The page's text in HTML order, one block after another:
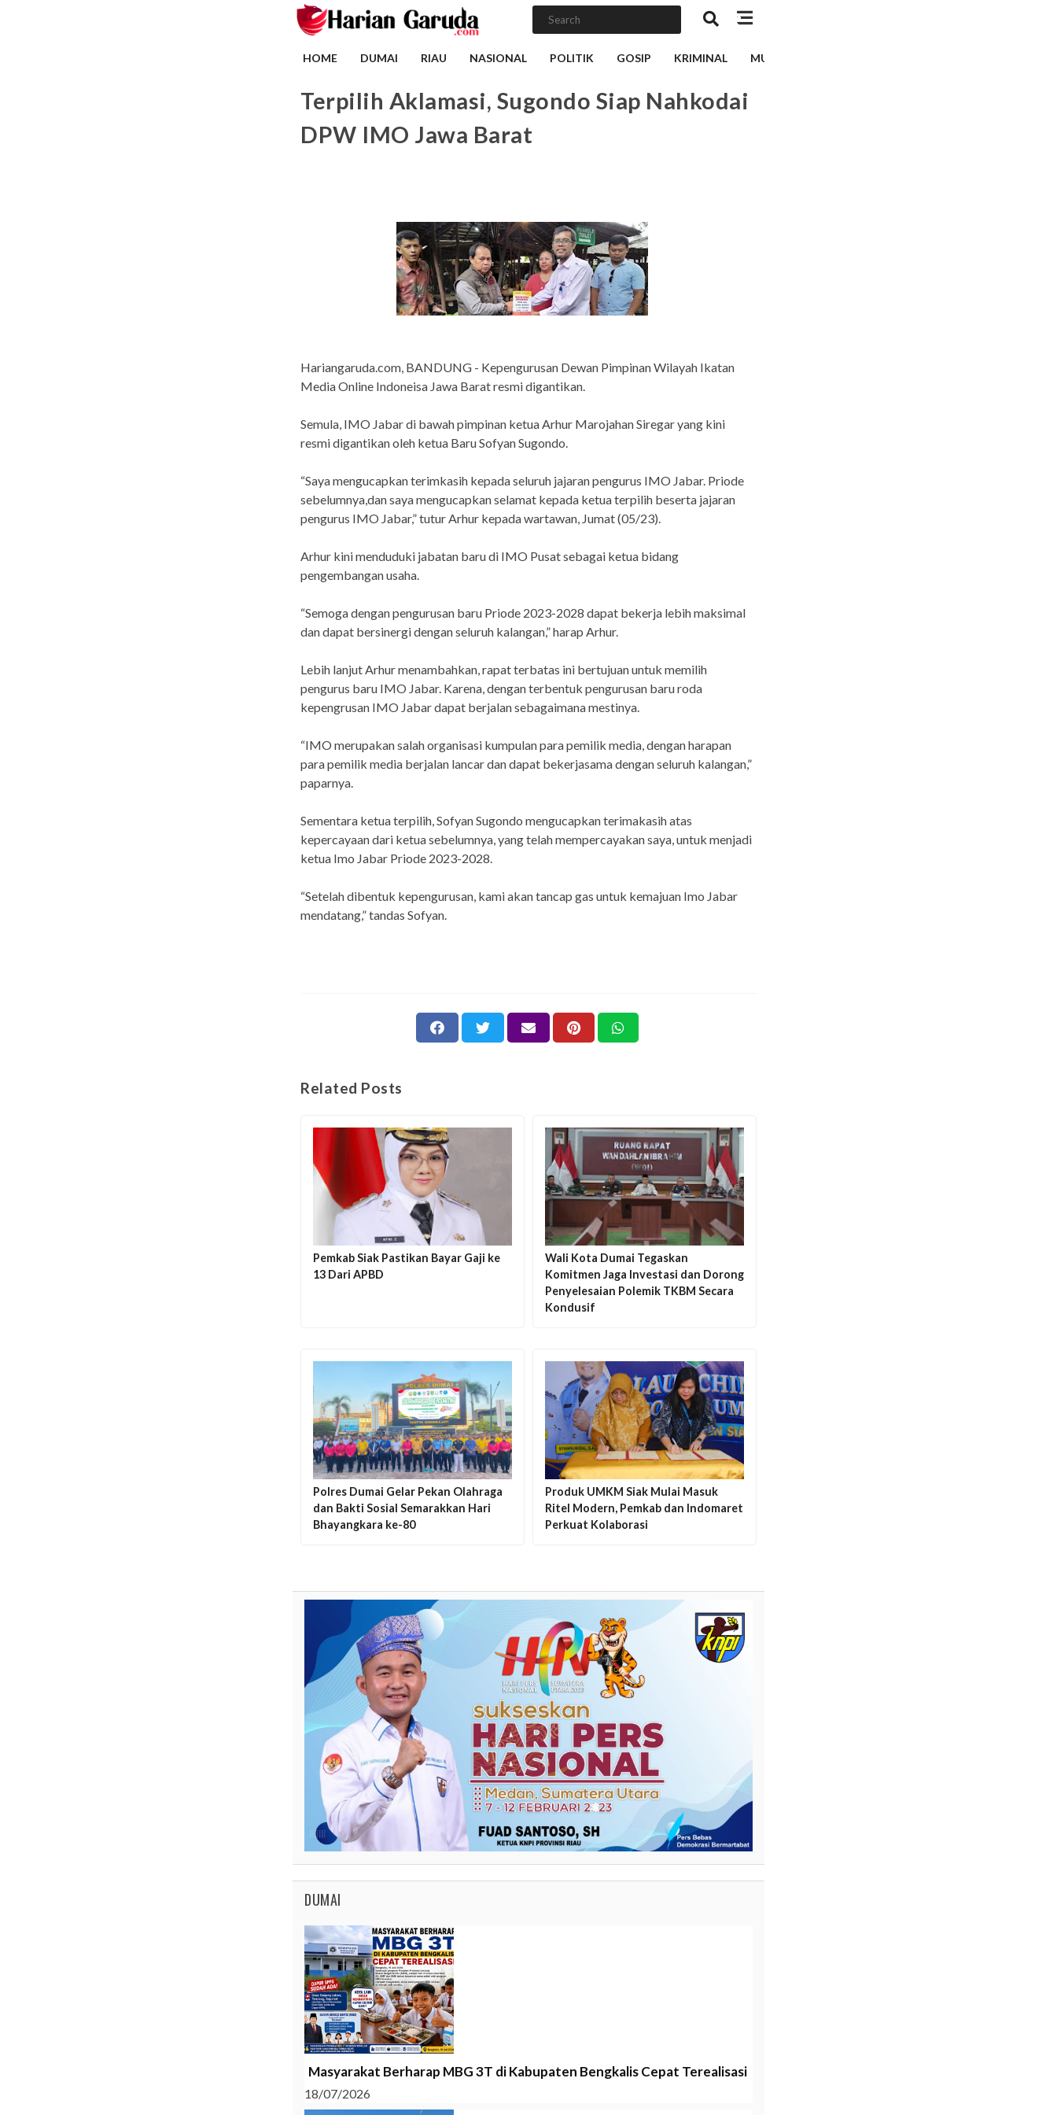
HOME DUMAI RIAU NASIONAL POLITIK GOSIP KRIMINAL MUSIK
Terpilih Aklamasi, Sugondo Siap Nahkodai
DPW IMO Jawa Barat
Hariangaruda.com, BANDUNG - Kepengurusan Dewan Pimpinan Wilayah Ikatan
Media Online Indoneisa Jawa Barat resmi digantikan.
Semula, IMO Jabar di bawah pimpinan ketua Arhur Marojahan Siregar yang kini
resmi digantikan oleh ketua Baru Sofyan Sugondo.
“Saya mengucapkan terimkasih kepada seluruh jajaran pengurus IMO Jabar. Priode
sebelumnya,dan saya mengucapkan selamat kepada ketua terpilih beserta jajaran
pengurus IMO Jabar,” tutur Arhur kepada wartawan, Jumat (05/23).
Arhur kini menduduki jabatan baru di IMO Pusat sebagai ketua bidang
pengembangan usaha.
“Semoga dengan pengurusan baru Priode 2023-2028 dapat bekerja lebih maksimal
dan dapat bersinergi dengan seluruh kalangan,” harap Arhur.
Lebih lanjut Arhur menambahkan, rapat terbatas ini bertujuan untuk memilih
pengurus baru IMO Jabar. Karena, dengan terbentuk pengurusan baru roda
kepengrusan IMO Jabar dapat berjalan sebagaimana mestinya.
“IMO merupakan salah organisasi kumpulan para pemilik media, dengan harapan
para pemilik media berjalan lancar dan dapat bekerjasama dengan seluruh kalangan,”
paparnya.
Sementara ketua terpilih, Sofyan Sugondo mengucapkan terimakasih atas
kepercayaan dari ketua sebelumnya, yang telah mempercayakan saya, untuk menjadi
ketua Imo Jabar Priode 2023-2028.
“Setelah dibentuk kepengurusan, kami akan tancap gas untuk kemajuan Imo Jabar
mendatang,” tandas Sofyan.
Related Posts
Pemkab Siak Pastikan Bayar Gaji ke
13 Dari APBD
Wali Kota Dumai Tegaskan
Komitmen Jaga Investasi dan Dorong
Penyelesaian Polemik TKBM Secara
Kondusif
Polres Dumai Gelar Pekan Olahraga
dan Bakti Sosial Semarakkan Hari
Bhayangkara ke-80
Produk UMKM Siak Mulai Masuk
Ritel Modern, Pemkab dan Indomaret
Perkuat Kolaborasi
DUMAI
Masyarakat Berharap MBG 3T di Kabupaten Bengkalis Cepat Terealisasi
18/07/2026